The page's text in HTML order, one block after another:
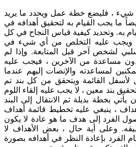
شيء ، فليضع خطة عمل ويحدد ما يريد
ما يجب القيام به لتحقيق أهدافه في
به. وتحديد كيفية قياس النجاح في كل
عليه التخلص من أي شيء في
لشخص آخر قبل المتابعة. وإذا لم
مساعدة من الآخرين ، فيجب عليه
لمساعدته والإنصات إليهم عندما
لأسفل القائمة ويتحقق من كل بند تم
بند معين ، لا يجب عليه إلقاء اللوم
بخطة بديلة ثم الانتقال إلى البند
، ينبغي عليه تخطيط قائمة أهداف
الفرد إلى هدف ما هو عادة لا يكون
وعلى أية حال ، بعض الأهداف لا
الفرد بإعادة النظر في أهدافه بصورة